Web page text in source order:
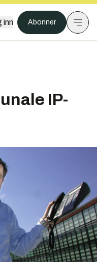
inn Abonner
IP-